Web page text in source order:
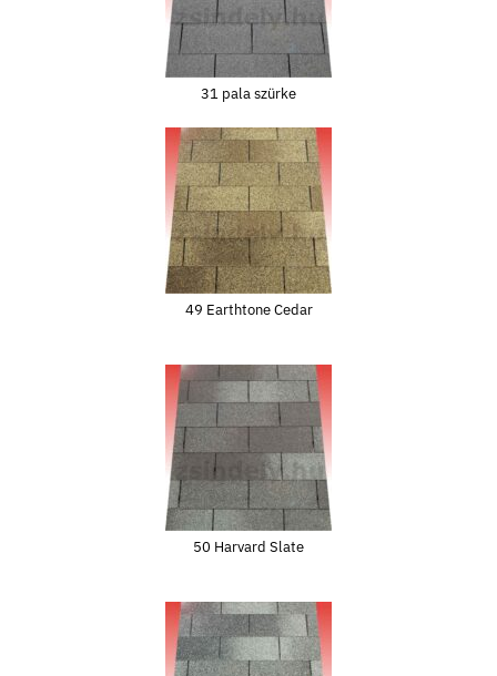
31 pala szürke
49 Earthtone Cedar
50 Harvard Slate